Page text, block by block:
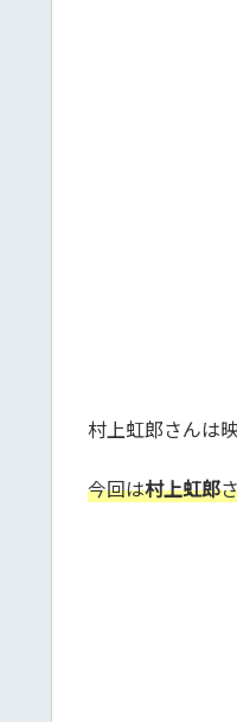
村上虹郎さんは
今回は村上虹郎